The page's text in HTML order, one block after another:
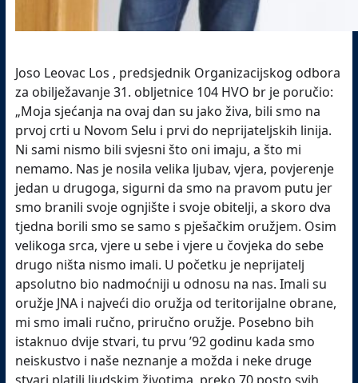
Joso Leovac Los , predsjednik Organizacijskog odbora
za obilježavanje 31. obljetnice 104 HVO br je poručio:
„Moja sjećanja na ovaj dan su jako živa, bili smo na
prvoj crti u Novom Selu i prvi do neprijateljskih linija.
Ni sami nismo bili svjesni što oni imaju, a što mi
nemamo. Nas je nosila velika ljubav, vjera, povjerenje
jedan u drugoga, sigurni da smo na pravom putu jer
smo branili svoje ognjište i svoje obitelji, a skoro dva
tjedna borili smo se samo s pješačkim oružjem. Osim
velikoga srca, vjere u sebe i vjere u čovjeka do sebe
drugo ništa nismo imali. U početku je neprijatelj
apsolutno bio nadmoćniji u odnosu na nas. Imali su
oružje JNA i najveći dio oružja od teritorijalne obrane,
mi smo imali ručno, priručno oružje. Posebno bih
istaknuo dvije stvari, tu prvu ’92 godinu kada smo
neiskustvo i naše neznanje a možda i neke druge